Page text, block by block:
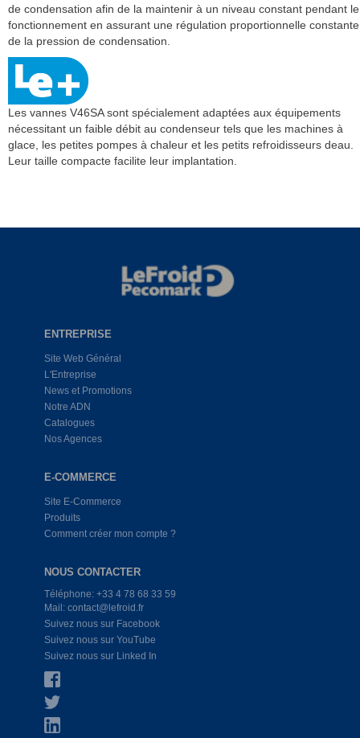
de condensation afin de la maintenir à un niveau constant pendant le
fonctionnement en assurant une régulation proportionnelle constante
de la pression de condensation.
Les vannes V46SA sont spécialement adaptées aux équipements
nécessitant un faible débit au condenseur tels que les machines à
glace, les petites pompes à chaleur et les petits refroidisseurs deau.
Leur taille compacte facilite leur implantation.
ENTREPRISE
Site Web Général
L'Entreprise
News et Promotions
Notre ADN
Catalogues
Nos Agences
E-COMMERCE
Site E-Commerce
Produits
Comment créer mon compte ?
NOUS CONTACTER
Téléphone: +33 4 78 68 33 59
Mail: contact@lefroid.fr
Suivez nous sur Facebook
Suivez nous sur YouTube
Suivez nous sur Linked In